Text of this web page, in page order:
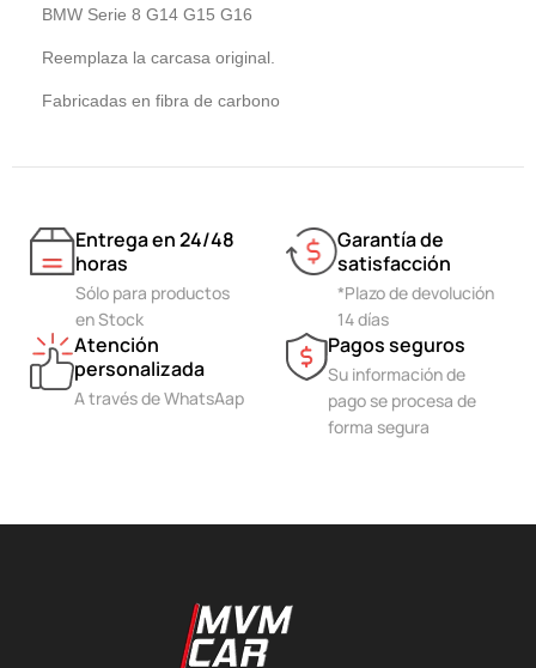
BMW Serie 8 G14 G15 G16
Reemplaza la carcasa original.
Fabricadas en fibra de carbono
Entrega en 24/48
horas
Sólo para productos
en Stock
Garantía de
satisfacción
*Plazo de devolución
14 días
Atención
personalizada
A través de WhatsAap
Pagos seguros
Su información de
pago se procesa de
forma segura